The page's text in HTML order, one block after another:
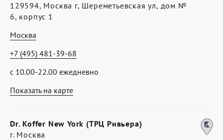
Показать на карте
129594, Москва г, Шереметьевская ул, дом №
6, корпус 1
Москва
с 10.00-22.00 ежедневно
+7 (495) 481-39-68
Dr. Koffer New York (ТРЦ Ривьера)
г. Москва